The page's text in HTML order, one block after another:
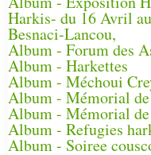
Harkis- du 16 Avril
Besnaci-Lancou,
Album - Forum des
Album - Harkettes
Album - Méchoui
Album - Mémorial de
Album - Mémorial
Album - Refugies
Album - Soiree